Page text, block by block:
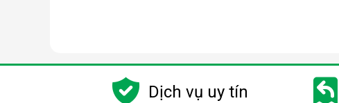
Dịch vụ uy tín